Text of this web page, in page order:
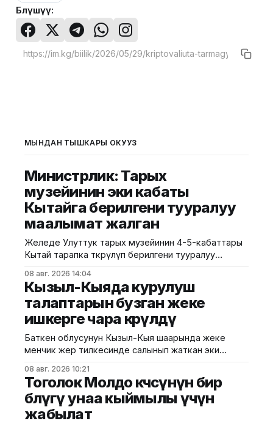
Бөлүшүү:
МЫНДАН ТЫШКАРЫ ОКУҢУЗ
Министрлик: Тарых
музейинин эки кабаты
Кытайга берилгени тууралуу
маалымат жалган
Желеде Улуттук тарых музейинин 4-5-кабаттары
Кытай тарапка өткөрүлүп берилгени тууралуу
Маданият, маалымат жана жаштар саясаты
министрлиги билдирди. Министрликтин
маалыматына караганда, музейдин эч бир бөлүгү
чет өлкөлүк мекемелерге менчикке, ижарага же
туруктуу пайдаланууга берилген эмес.
Белгилегендей, “Гармония сулуулукту жаратат:
Байыркы Кытай цивилизациясынын көркөм өнөр
08 авг. 2026 14:04
Кызыл-Кыяда курулуш
талаптарын бузган жеке
ишкерге чара көрүлдү
Баткен облусунун Кызыл-Кыя шаарында жеке
менчик жер тилкесинде салынып жаткан эки
бузуулар аныкталды. Бул тууралуу Курулуш,
архитектура жана турак жай-коммуналдык чарба
министрлигинин басма сөз кызматы билдирди.
Маалыматка ылайык, Кулатов көчөсүндө жайгашкан
08 авг. 2026 10:21
Тоголок Молдо көчөсүнүн бир
бөлүгү унаа кыймылы үчүн
жабылат